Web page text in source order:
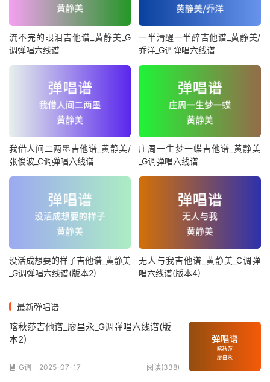
流不完的眼泪吉他谱_黄静美_G
调弹唱六线谱
一半清醒一半醉吉他谱_黄静美/
乔洋_G调弹唱六线谱
我借人间二两墨吉他谱_黄静美/
张俊波_C调弹唱六线谱
庄周一生梦一蝶吉他谱_黄静美
_G调弹唱六线谱
没活成想要的样子吉他谱_黄静美
_G调弹唱六线谱(版本2)
无人与我吉他谱_黄静美_C调弹
唱六线谱(版本4)
最新弹唱谱
喀秋莎吉他谱_廖昌永_G调弹唱六线谱(版
本2)
 G调 2025-07-17 阅读(338)